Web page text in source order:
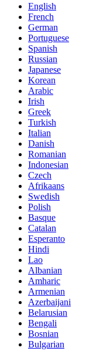
English
French
German
Portuguese
Spanish
Russian
Japanese
Korean
Arabic
Irish
Greek
Turkish
Italian
Danish
Romanian
Indonesian
Czech
Afrikaans
Swedish
Polish
Basque
Catalan
Esperanto
Hindi
Lao
Albanian
Amharic
Armenian
Azerbaijani
Belarusian
Bengali
Bosnian
Bulgarian